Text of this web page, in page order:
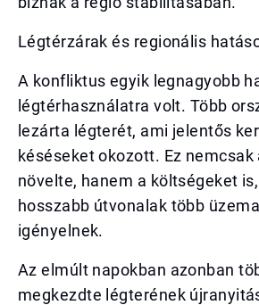
Légtérzárak és regionális
A konfliktus egyik legnagyobb
légtérhasználatra volt. Több
lezárta légterét, ami jelentős
késéseket okozott. Ez
növelte, hanem a költségeket
hosszabb útvonalak több
igényelnek.
Az elmúlt napokban azonban
megkezdte légterének